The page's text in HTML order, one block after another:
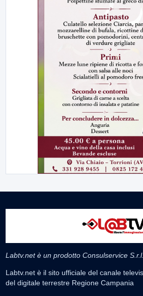
Labtv.net è un prodotto Consulservice S.r.l.
Labtv.net è il sito ufficiale del canale
del digitale terrestre Regione Campania